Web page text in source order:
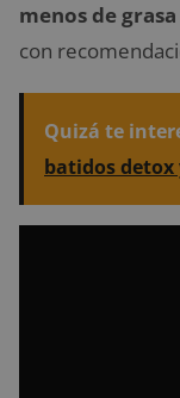
menos de
con
Quizá te
batidos detox